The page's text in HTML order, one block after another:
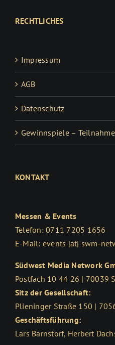
RECHTLICHES
Impressum
AGB
Datenschutz
Gewinnspiele –
KONTAKT
Messen & Events
Telefon: 0711 7205 1656
E-Mail: events |at| swm-
Südwest Media Network
Postfach 10 44 26 | 70039
Sitz der Gesellschaft:
Plieninger Straße 150 |
Geschäftsführung:
Lars Barnstorf, Herbert